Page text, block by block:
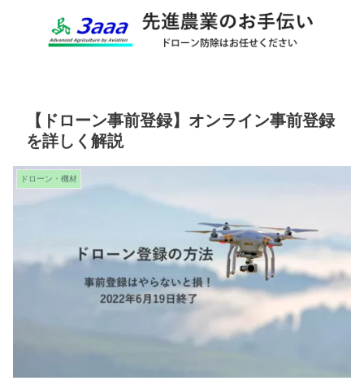
【ドローン事前登録】オンライン事前登録
を詳しく解説
ドローン・機材